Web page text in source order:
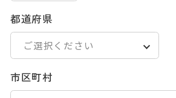
都道府県
市区町村